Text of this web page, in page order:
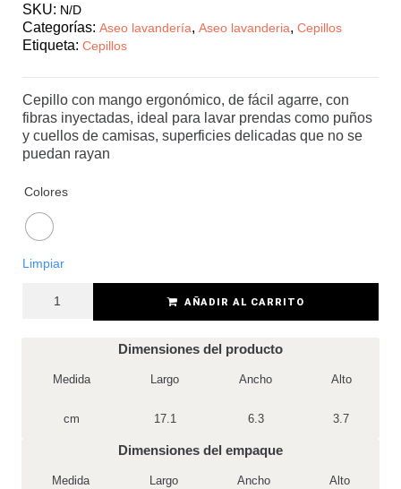
SKU: N/D
Categorías: Aseo lavandería, Aseo lavanderia, Cepillos
Etiqueta: Cepillos
Cepillo con mango ergonómico, de fácil agarre, con
fibras inyectadas, ideal para lavar prendas como puños
y cuellos de camisas, superficies delicadas que no se
puedan rayan
Colores
Limpiar
AÑADIR AL CARRITO
Dimensiones del producto
Medida Largo Ancho Alto
cm 17.1 6.3 3.7
Dimensiones del empaque
Medida Largo Ancho Alto